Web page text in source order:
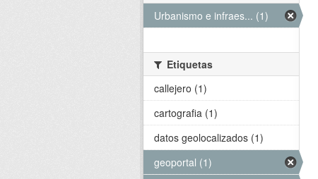
Urbanismo e infraes... (1)
Etiquetas
callejero (1)
cartografia (1)
datos geolocalizados (1)
geoportal (1)